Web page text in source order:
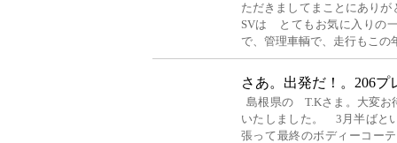
ただきましてまことにあり
SVは とてもお気に入りの
で、管理車輌で、走行もこの
さあ。出発だ！。206
島根県の T.Kさま。大変お
いたしました。 3月半ばと
張って最終のボディーコー